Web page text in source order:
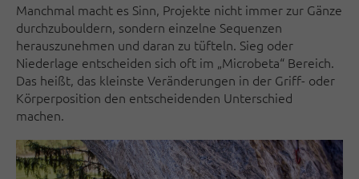
Manchmal macht es Sinn, Projekte nicht immer zur Gänze
durchzubouldern, sondern einzelne Sequenzen
herauszunehmen und daran zu tüfteln. Sieg oder
Niederlage entscheiden sich oft im „Microbeta“ Bereich.
Das heißt, das kleinste Veränderungen in der Griff- oder
Körperposition den entscheidenden Unterschied
machen.